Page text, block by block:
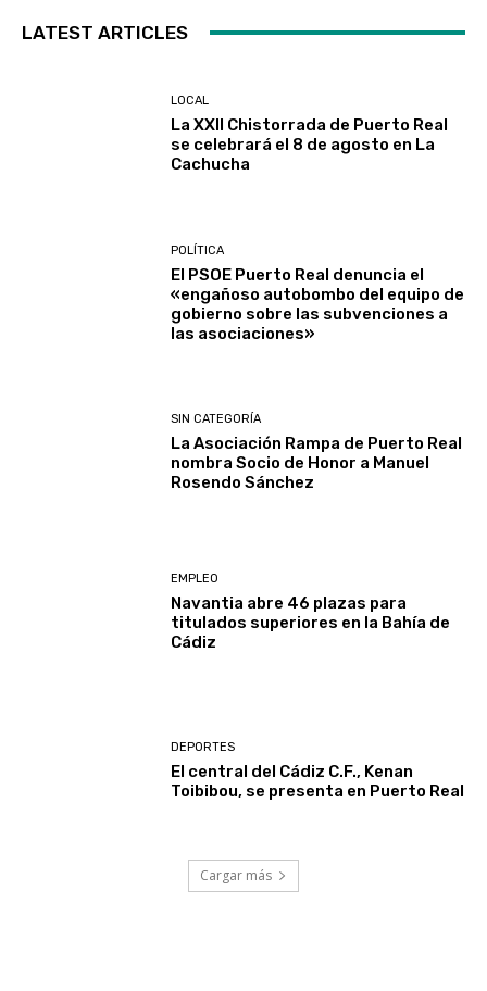
LATEST ARTICLES
LOCAL
La XXII Chistorrada de Puerto Real
se celebrará el 8 de agosto en La
Cachucha
POLÍTICA
El PSOE Puerto Real denuncia el
«engañoso autobombo del equipo de
gobierno sobre las subvenciones a
las asociaciones»
SIN CATEGORÍA
La Asociación Rampa de Puerto Real
nombra Socio de Honor a Manuel
Rosendo Sánchez
EMPLEO
Navantia abre 46 plazas para
titulados superiores en la Bahía de
Cádiz
DEPORTES
El central del Cádiz C.F., Kenan
Toibibou, se presenta en Puerto Real
Cargar más